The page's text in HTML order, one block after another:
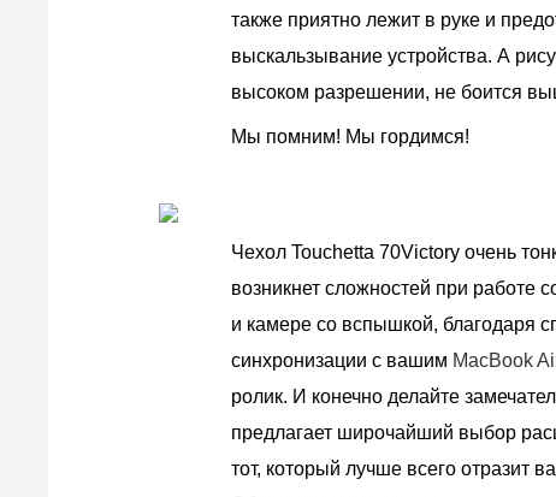
также приятно лежит в руке и
выскальзывание устройства. А
высоком разрешении, не боится
Мы помним! Мы гордимся!
Чехол Touchetta 70Victory очень
возникнет сложностей при работе
и камере со вспышкой, благодаря
синхронизации с вашим MacBook
ролик. И конечно делайте
предлагает широчайший выбор
тот, который лучше всего отразит